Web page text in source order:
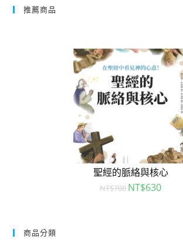
推薦商品
聖經的脈絡與核心
NT$700 NT$630
商品分類